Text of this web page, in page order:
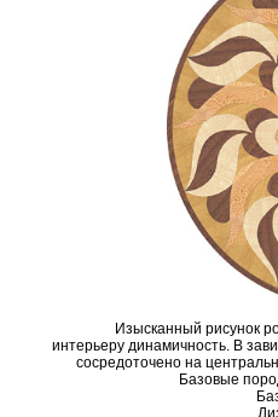
Изысканный рисунок
интерьеру динамичность. В
сосредоточено на
Базовые